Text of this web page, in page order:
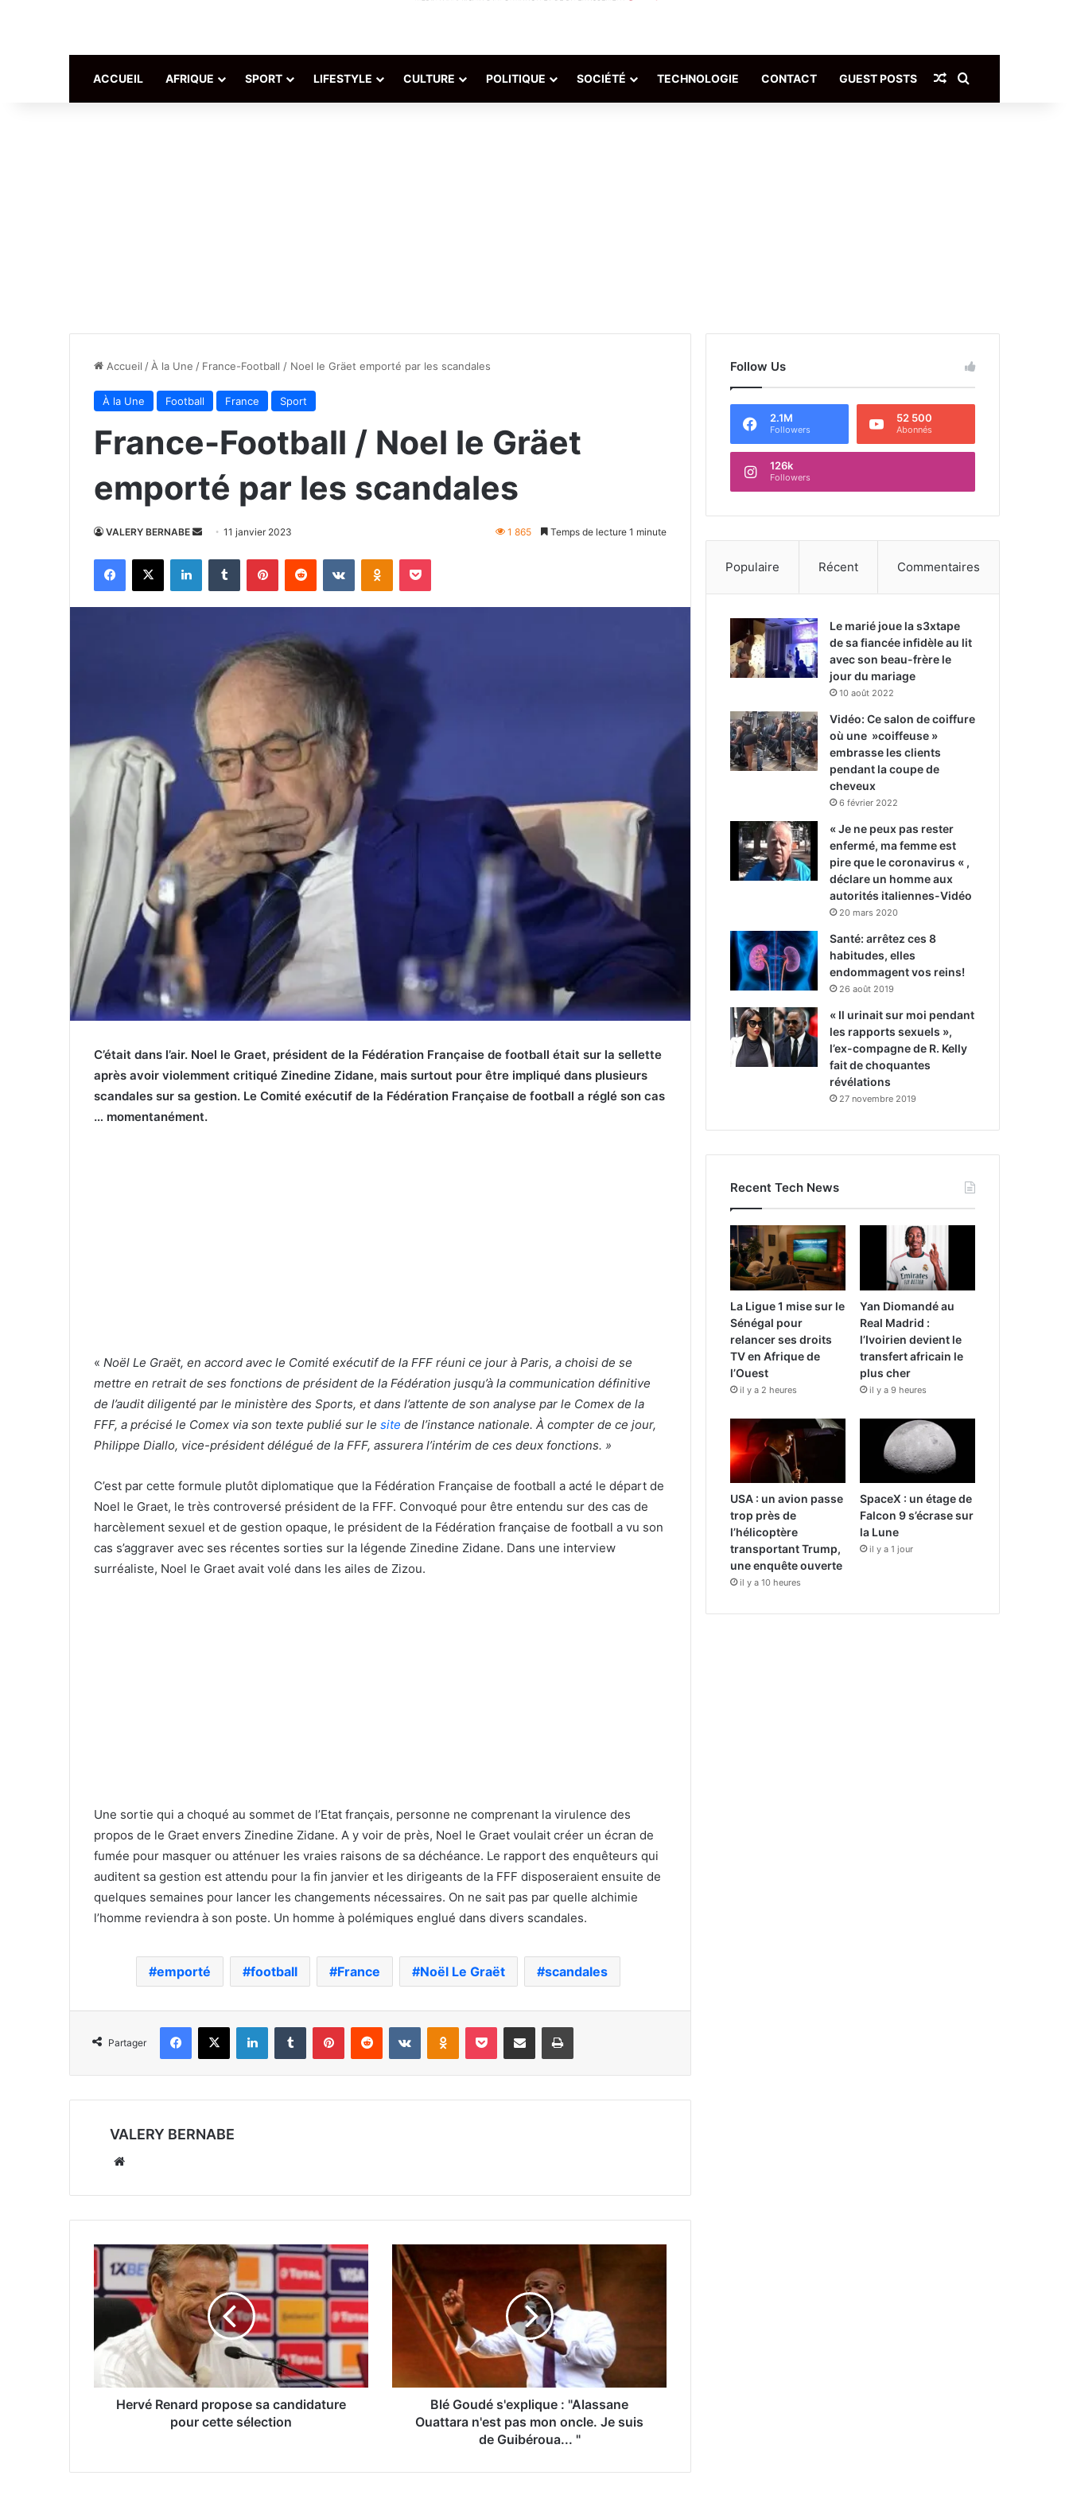
ACCUEIL AFRIQUE SPORT LIFESTYLE CULTURE POLITIQUE SOCIÉTÉ TECHNOLOGIE CONTACT GUEST POSTS Article Aléatoire
Accueil / À la Une / France-Football / Noel le Gräet emporté par les scandales
À la Une Football France Sport
France-Football / Noel le Gräet
emporté par les scandales
VALERY BERNABE
Envoyer
courriel
11 janvier 2023 1 865 Temps de lecture 1 minute
Facebook
X LinkedinTumblr PinterestReddit VKontakteOdnoklassniki
Pocket
C’était dans l’air. Noel le Graet, président de la Fédération Française de football était sur la sellette
après avoir violemment critiqué Zinedine Zidane, mais surtout pour être impliqué dans plusieurs
scandales sur sa gestion. Le Comité exécutif de la Fédération Française de football a réglé son cas
… momentanément.
« Noël Le Graët, en accord avec le Comité exécutif de la FFF réuni ce jour à Paris, a choisi de se
mettre en retrait de ses fonctions de président de la Fédération jusqu’à la communication définitive
de l’audit diligenté par le ministère des Sports, et dans l’attente de son analyse par le Comex de la
FFF, a précisé le Comex via son texte publié sur le site de l’instance nationale. À compter de ce jour,
Philippe Diallo, vice-président délégué de la FFF, assurera l’intérim de ces deux fonctions. »
C’est par cette formule plutôt diplomatique que la Fédération Française de football a acté le départ de
Noel le Graet, le très controversé président de la FFF. Convoqué pour être entendu sur des cas de
harcèlement sexuel et de gestion opaque, le président de la Fédération française de football a vu son
cas s’aggraver avec ses récentes sorties sur la légende Zinedine Zidane. Dans une interview
surréaliste, Noel le Graet avait volé dans les ailes de Zizou.
Une sortie qui a choqué au sommet de l’Etat français, personne ne comprenant la virulence des
propos de le Graet envers Zinedine Zidane. A y voir de près, Noel le Graet voulait créer un écran de
fumée pour masquer ou atténuer les vraies raisons de sa déchéance. Le rapport des enquêteurs qui
auditent sa gestion est attendu pour la fin janvier et les dirigeants de la FFF disposeraient ensuite de
quelques semaines pour lancer les changements nécessaires. On ne sait pas par quelle alchimie
l’homme reviendra à son poste. Un homme à polémiques englué dans divers scandales.
emporté football France Noël Le Graët scandales
Partager
Facebook
X LinkedinTumblr PinterestReddit VKontakteOdnoklassniki
Pocket Partager par email Imprimer
VALERY BERNABE
Hervé Renard propose sa candidature
pour cette sélection
Blé Goudé s'explique : "Alassane
Ouattara n'est pas mon oncle. Je suis
de Guibéroua... "
Follow Us
2.1M
Followers
52 500
Abonnés
126k
Followers
Populaire Récent Commentaires
Le marié joue la s3xtape
de sa fiancée infidèle au lit
avec son beau-frère le
jour du mariage
10 août 2022
Vidéo: Ce salon de coiffure
où une »coiffeuse »
embrasse les clients
pendant la coupe de
cheveux
6 février 2022
« Je ne peux pas rester
enfermé, ma femme est
pire que le coronavirus « ,
déclare un homme aux
autorités italiennes-Vidéo
20 mars 2020
Santé: arrêtez ces 8
habitudes, elles
endommagent vos reins!
26 août 2019
« Il urinait sur moi pendant
les rapports sexuels »,
l’ex-compagne de R. Kelly
fait de choquantes
révélations
27 novembre 2019
Recent Tech News
La Ligue 1 mise sur le
Sénégal pour
relancer ses droits
TV en Afrique de
l’Ouest
il y a 2 heures
Yan Diomandé au
Real Madrid :
l’Ivoirien devient le
transfert africain le
plus cher
il y a 9 heures
USA : un avion passe
trop près de
l’hélicoptère
transportant Trump,
une enquête ouverte
il y a 10 heures
SpaceX : un étage de
Falcon 9 s’écrase sur
la Lune
il y a 1 jour